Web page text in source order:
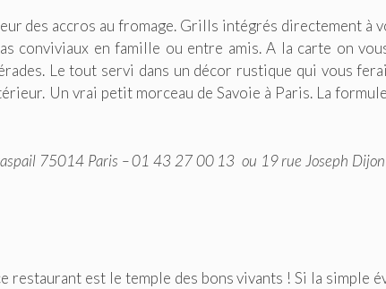
des accros au fromage. Grills intégrés directement à
conviviaux en famille ou entre amis. A la carte on
Le tout servi dans un décor rustique qui vous
Un vrai petit morceau de Savoie à Paris. La
75014 Paris – 01 43 27 00 13 ou 19 rue Joseph
restaurant est le temple des bons vivants ! Si la simple